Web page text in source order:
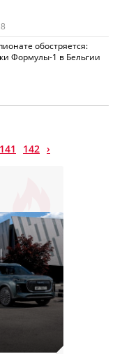
обостряется:
Формулы-1 в Бельгии
141 142 ›